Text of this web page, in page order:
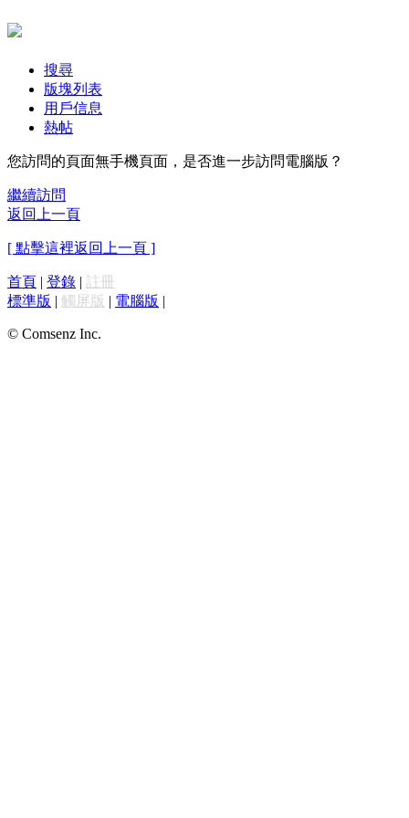
搜尋
版塊列表
用戶信息
熱帖
您訪問的頁面無手機頁面，是否進一步訪問電腦版？
繼續訪問
返回上一頁
[ 點擊這裡返回上一頁 ]
首頁 | 登錄 | 註冊
標準版 | 觸屏版 | 電腦版 |
© Comsenz Inc.